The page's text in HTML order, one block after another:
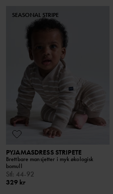
SEASONAL STRIPE
PYJAMASDRESS STRIPETE
Brettbare mansjetter i myk økologisk
bomull
Stl: 44-92
329 kr